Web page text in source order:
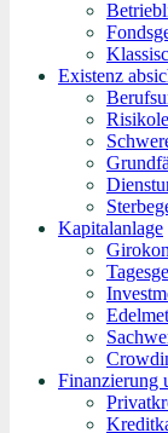
Existenz
Kapitalanlage
Finanzierung